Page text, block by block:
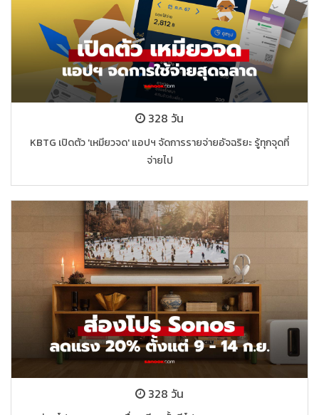
328 วัน
KBTG เปิดตัว 'เหมียวจด' แอปฯ จัดการรายจ่ายอัจฉริยะ รู้ทุกจุดที่
จ่ายไป
328 วัน